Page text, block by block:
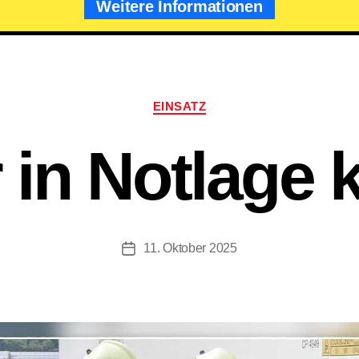
Weitere Informationen
Kategorien
EINSATZ
in Notlage
Beitragsdatum
11. Oktober 2025